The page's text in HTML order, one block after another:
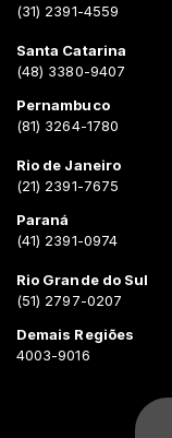
(31) 2391-4559
Santa Catarina
(48) 3380-9407
Pernambuco
(81) 3264-1780
Rio de Janeiro
(21) 2391-7675
Paraná
(41) 2391-0974
Rio Grande do Sul
(51) 2797-0207
Demais Regiões
4003-9016